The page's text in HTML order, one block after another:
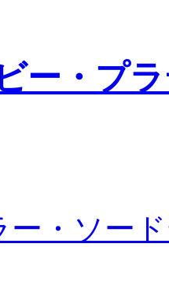
ー・プ
ー・ソー